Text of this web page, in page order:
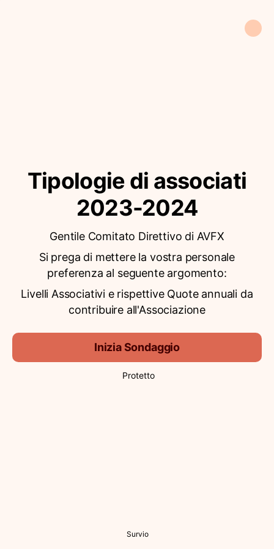
Tipologie di associati
2023-2024
Gentile Comitato Direttivo di AVFX
Si prega di mettere la vostra personale
preferenza al seguente argomento:
Livelli Associativi e rispettive Quote annuali da
contribuire all'Associazione
Inizia Sondaggio
Protetto
Survio